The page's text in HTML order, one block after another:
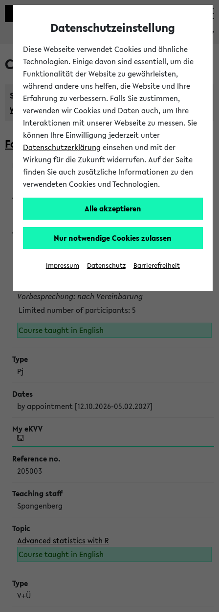
eKVV
Courses taught in English
Semester:
WiSe 2026/2027 SoSe 2026 Previous...
Faculty of Biology
200923
Wendisch, Peters-Wendisch, Stegelmann
Projektmodul "Bakterielle Biotechnologie"
Persönliche Anmeldung beim Veranstalter ist unbedingt
Vorbesprechung: nach Vereinbarung
Limited number of participants: 5
Course taught in English
Pj
by appointment [12.10.2026-05.02.2027]
205003
Spangenberg
Advanced statistics with R
Course taught in English
V+Ü
Datenschutzeinstellung
Diese Webseite verwendet Cookies und ähnliche
Technologien. Einige davon sind essentiell, um die
Funktionalität der Website zu gewährleisten,
während andere uns helfen, die Website und Ihre
Erfahrung zu verbessern. Falls Sie zustimmen,
verwenden wir Cookies und Daten auch, um Ihre
Interaktionen mit unserer Webseite zu messen. Sie
können Ihre Einwilligung jederzeit unter
Datenschutzerklärung einsehen und mit der
Wirkung für die Zukunft widerrufen. Auf der Seite
finden Sie auch zusätzliche Informationen zu den
verwendeten Cookies und Technologien.
Alle akzeptieren
Nur notwendige Cookies zulassen
Impressum Datenschutz Barrierefreiheit